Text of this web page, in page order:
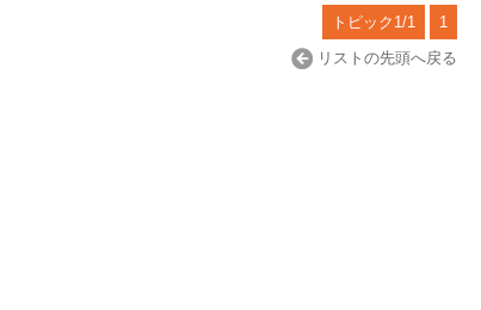
トピック1/1
1
リストの先頭へ戻る